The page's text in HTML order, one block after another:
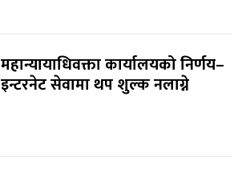
महान्यायाधिवक्ता कार्यालयको निर्णय–
इन्टरनेट सेवामा थप शुल्क नलाग्ने